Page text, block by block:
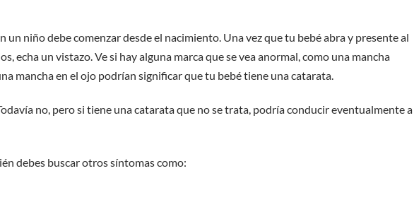
un niño debe comenzar desde el nacimiento. Una vez que tu bebé abra y presente al
echa un vistazo. Ve si hay alguna marca que se vea anormal, como una mancha
mancha en el ojo podrían significar que tu bebé tiene una catarata.
no, pero si tiene una catarata que no se trata, podría conducir eventualmente a
debes buscar otros síntomas como: